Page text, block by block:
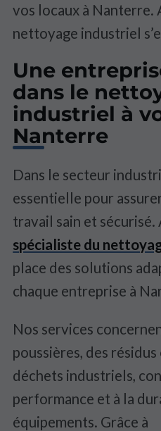
vos locaux à Nanterre.
nettoyage industriel
Une
dans le
industriel à
Nanterre
Dans le secteur
essentielle pour
travail sain et sécurisé.
spécialiste du
place des solutions
chaque entreprise à
Nos services
poussières, des
déchets industriels,
performance et à la
équipements. Grâce à